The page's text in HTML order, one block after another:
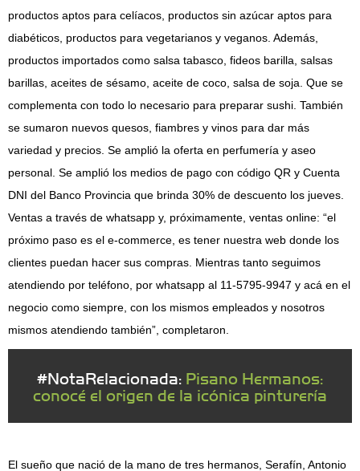
productos aptos para celíacos, productos sin azúcar aptos para
diabéticos, productos para vegetarianos y veganos. Además,
productos importados como salsa tabasco, fideos barilla, salsas
barillas, aceites de sésamo, aceite de coco, salsa de soja. Que se
complementa con todo lo necesario para preparar sushi. También
se sumaron nuevos quesos, fiambres y vinos para dar más
variedad y precios. Se amplió la oferta en perfumería y aseo
personal. Se amplió los medios de pago con código QR y Cuenta
DNI del Banco Provincia que brinda 30% de descuento los jueves.
Ventas a través de whatsapp y, próximamente, ventas online: “el
próximo paso es el e-commerce, es tener nuestra web donde los
clientes puedan hacer sus compras. Mientras tanto seguimos
atendiendo por teléfono, por whatsapp al 11-5795-9947 y acá en el
negocio como siempre, con los mismos empleados y nosotros
mismos atendiendo también”, completaron.
#NotaRelacionada: Pisano Hermanos:
conocé el origen de la icónica pinturería
El sueño que nació de la mano de tres hermanos, Serafín, Antonio